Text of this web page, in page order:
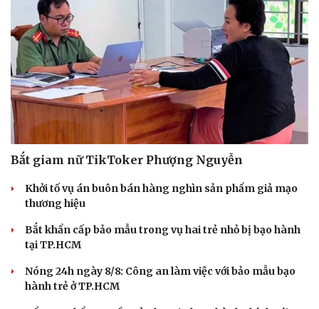
Bắt giam nữ TikToker Phượng Nguyễn
Khởi tố vụ án buôn bán hàng nghìn sản phẩm giả mạo
thương hiệu
Bắt khẩn cấp bảo mẫu trong vụ hai trẻ nhỏ bị bạo hành
tại TP.HCM
Nóng 24h ngày 8/8: Công an làm việc với bảo mẫu bạo
hành trẻ ở TP.HCM